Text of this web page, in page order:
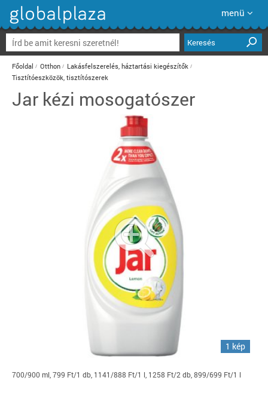
menü
Keresés
Főoldal Otthon
Lakásfelszerelés, háztartási kiegészítők
Tisztítóeszközök, tisztítószerek
Jar kézi mosogatószer
1 kép
700/900 ml, 799 Ft/1 db, 1141/888 Ft/1 l, 1258 Ft/2 db, 899/699 Ft/1 l